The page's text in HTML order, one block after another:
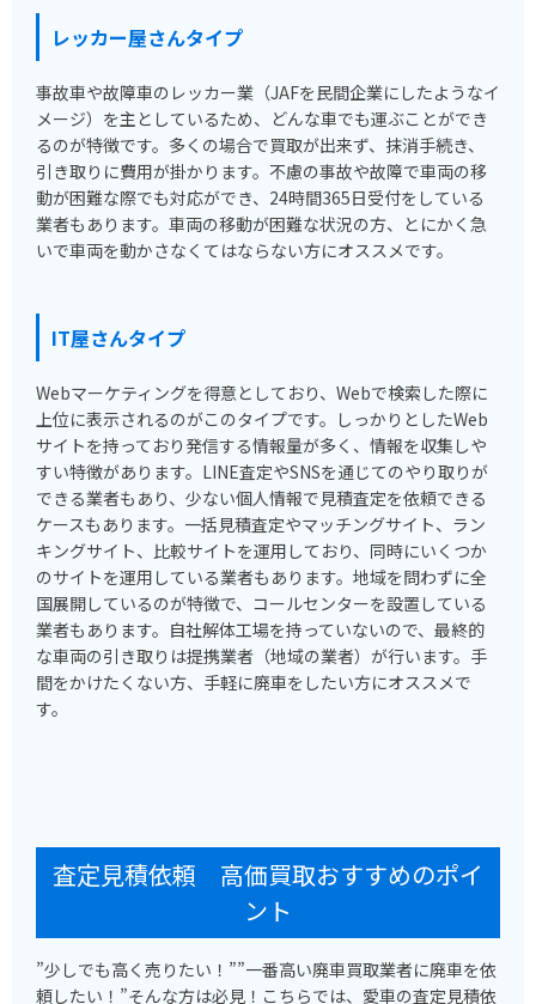
レッカー屋さんタイプ
事故車や故障車のレッカー業（JAFを民間企業にしたようなイ
メージ）を主としているため、どんな車でも運ぶことができ
るのが特徴です。多くの場合で買取が出来ず、抹消手続き、
引き取りに費用が掛かります。不慮の事故や故障で車両の移
動が困難な際でも対応ができ、24時間365日受付をしている
業者もあります。車両の移動が困難な状況の方、とにかく急
いで車両を動かさなくてはならない方にオススメです。
IT屋さんタイプ
Webマーケティングを得意としており、Webで検索した際に
上位に表示されるのがこのタイプです。しっかりとしたWeb
サイトを持っており発信する情報量が多く、情報を収集しや
すい特徴があります。LINE査定やSNSを通じてのやり取りが
できる業者もあり、少ない個人情報で見積査定を依頼できる
ケースもあります。一括見積査定やマッチングサイト、ラン
キングサイト、比較サイトを運用しており、同時にいくつか
のサイトを運用している業者もあります。地域を問わずに全
国展開しているのが特徴で、コールセンターを設置している
業者もあります。自社解体工場を持っていないので、最終的
な車両の引き取りは提携業者（地域の業者）が行います。手
間をかけたくない方、手軽に廃車をしたい方にオススメで
す。
査定見積依頼 高価買取おすすめのポイ
ント
”少しでも高く売りたい！””一番高い廃車買取業者に廃車を依
頼したい！”そんな方は必見！こちらでは、愛車の査定見積依